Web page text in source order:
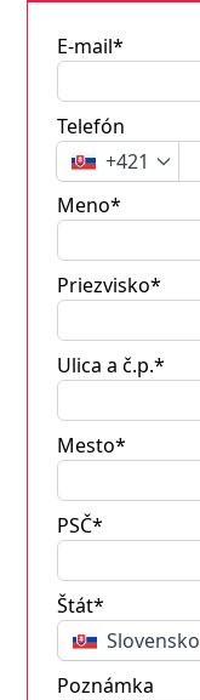
E-mail*
Telefón
+421
Meno*
Priezvisko*
Ulica a č.p.*
Mesto*
PSČ*
Štát*
Slovensko
Poznámka